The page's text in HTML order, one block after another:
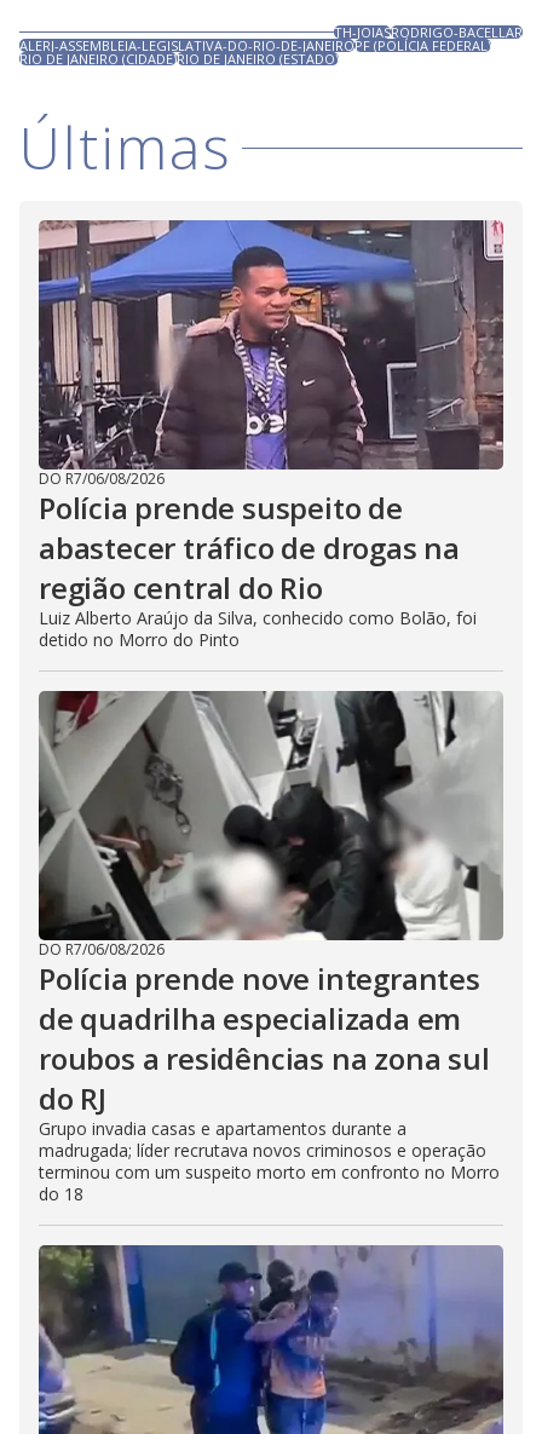
TH-JOIASRODRIGO-BACELLAR
ALERJ-ASSEMBLEIA-LEGISLATIVA-DO-RIO-DE-JANEIROPF (POLÍCIA FEDERAL)
RIO DE JANEIRO (CIDADE)RIO DE JANEIRO (ESTADO)
Últimas
DO R7/06/08/2026
Polícia prende suspeito de
abastecer tráfico de drogas na
região central do Rio
Luiz Alberto Araújo da Silva, conhecido como Bolão, foi
detido no Morro do Pinto
DO R7/06/08/2026
Polícia prende nove integrantes
de quadrilha especializada em
roubos a residências na zona sul
do RJ
Grupo invadia casas e apartamentos durante a
madrugada; líder recrutava novos criminosos e operação
terminou com um suspeito morto em confronto no Morro
do 18